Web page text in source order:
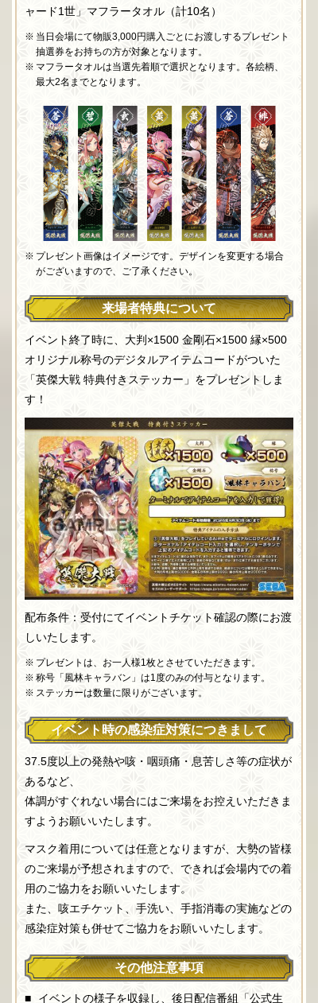
ャード1世」マフラータオル（計10名）
当日会場にて物販3,000円購入ごとにお渡しするプレゼント
抽選券をお持ちの方が対象となります。
マフラータオルは当選先着順で選択となります。各絵柄、
最大2名までとなります。
プレゼント画像はイメージです。デザインを変更する場合
がございますので、ご了承ください。
来場者特典について
イベント終了時に、大判×1500 金剛石×1500 縁×500
オリジナル称号のデジタルアイテムコードがついた
「英傑大戦 特典付きステッカー」をプレゼントしま
す！
配布条件：受付にてイベントチケット確認の際にお渡
しいたします。
プレゼントは、お一人様1枚とさせていただきます。
称号「風林キャラバン」は1度のみの付与となります。
ステッカーは数量に限りがございます。
イベント時の感染症対策につきまして
37.5度以上の発熱や咳・咽頭痛・息苦しさ等の症状が
あるなど、
体調がすぐれない場合にはご来場をお控えいただきま
すようお願いいたします。
マスク着用については任意となりますが、大勢の皆様
のご来場が予想されますので、できれば会場内での着
用のご協力をお願いいたします。
また、咳エチケット、手洗い、手指消毒の実施などの
感染症対策も併せてご協力をお願いいたします。
その他注意事項
イベントの様子を収録し、後日配信番組「公式生